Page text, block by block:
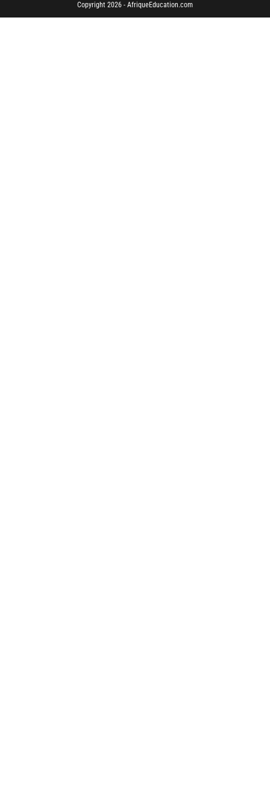
Copyright 2026 - AfriqueEducation.com